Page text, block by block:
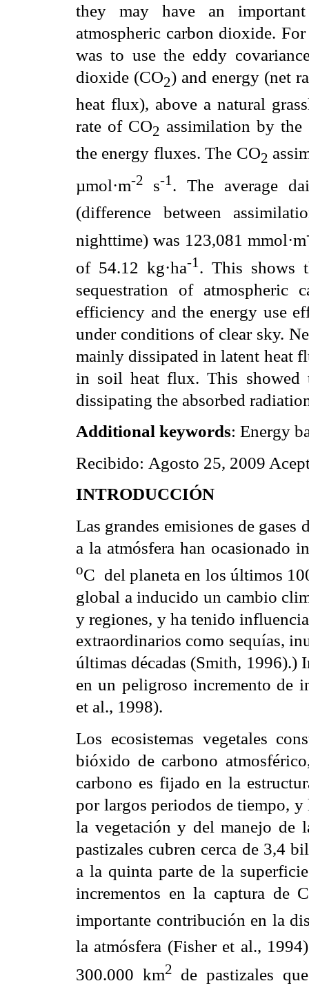
they may have an
atmospheric carbon dioxide.
was to use the eddy
dioxide (CO2) and energy (net
heat flux), above a natural
rate of CO2 assimilation by the
the energy fluxes. The CO2
µmol·m-2 s-1 . The average
(difference between
nighttime) was 123,081 mmol·m
of 54.12 kg·ha-1 . This shows
sequestration of atmospheric
efficiency and the energy use
under conditions of clear sky.
mainly dissipated in latent heat
in soil heat flux. This showed
dissipating the absorbed
Additional keywords: Energy
Recibido: Agosto 25, 2009
INTRODUCCIÓN
Las grandes emisiones de
a la atmósfera han ocasionado
oC del planeta en los últimos
global a inducido un cambio
y regiones, y ha tenido
extraordinarios como sequías,
últimas décadas (Smith, 1996).)
en un peligroso incremento de
et al., 1998).
Los ecosistemas vegetales
bióxido de carbono
carbono es fijado en la
por largos periodos de tiempo,
la vegetación y del manejo de
pastizales cubren cerca de 3,4
a la quinta parte de la
incrementos en la captura de
importante contribución en la
la atmósfera (Fisher et al.,
300.000 km2 de pastizales